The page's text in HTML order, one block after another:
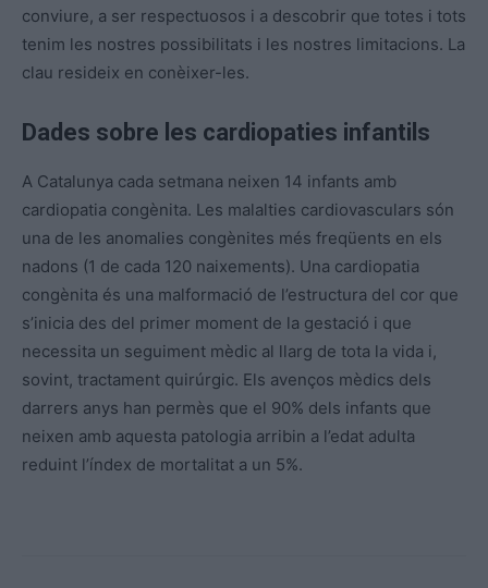
conviure, a ser respectuosos i a descobrir que totes i tots
tenim les nostres possibilitats i les nostres limitacions. La
clau resideix en conèixer-les.
Dades sobre les cardiopaties infantils
A Catalunya cada setmana neixen 14 infants amb
cardiopatia congènita. Les malalties cardiovasculars són
una de les anomalies congènites més freqüents en els
nadons (1 de cada 120 naixements). Una cardiopatia
congènita és una malformació de l’estructura del cor que
s’inicia des del primer moment de la gestació i que
necessita un seguiment mèdic al llarg de tota la vida i,
sovint, tractament quirúrgic. Els avenços mèdics dels
darrers anys han permès que el 90% dels infants que
neixen amb aquesta patologia arribin a l’edat adulta
reduint l’índex de mortalitat a un 5%.